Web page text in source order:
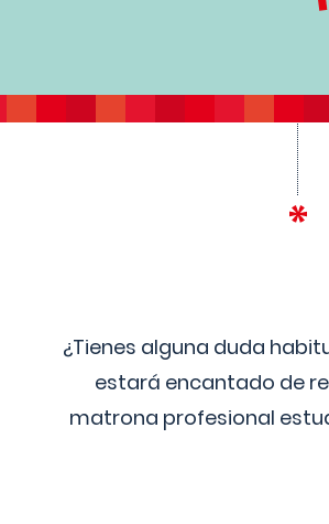
¿Tienes alguna duda
estará encantado de
matrona profesional